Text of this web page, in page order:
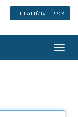
צפייה בעגלת הקניות